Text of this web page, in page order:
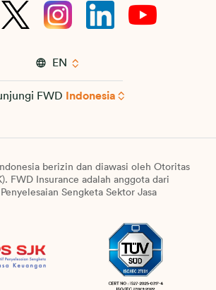
EN
FWD Indonesia
berizin dan diawasi oleh Otoritas
FWD Insurance adalah anggota dari
Sengketa Sektor Jasa